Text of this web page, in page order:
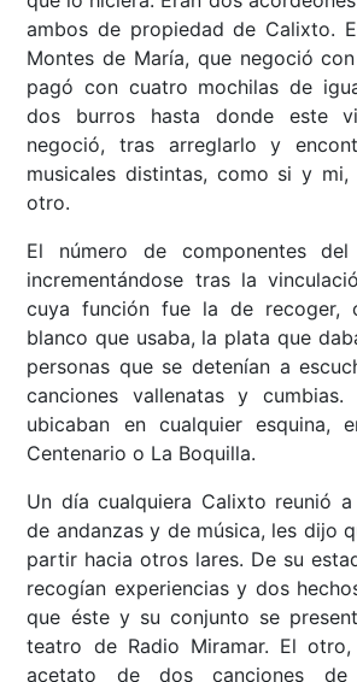
ambos de propiedad de Calixto.
Montes de María, que negoció
pagó con cuatro mochilas de
dos burros hasta donde este
negoció, tras arreglarlo y
musicales distintas, como si y
otro.
El número de componentes
incrementándose tras la
cuya función fue la de recoger,
blanco que usaba, la plata que
personas que se detenían a
canciones vallenatas y
ubicaban en cualquier esquina,
Centenario o La Boquilla.
Un día cualquiera Calixto reunió
de andanzas y de música, les dijo
partir hacia otros lares. De su
recogían experiencias y dos
que éste y su conjunto se
teatro de Radio Miramar. El
acetato de dos canciones